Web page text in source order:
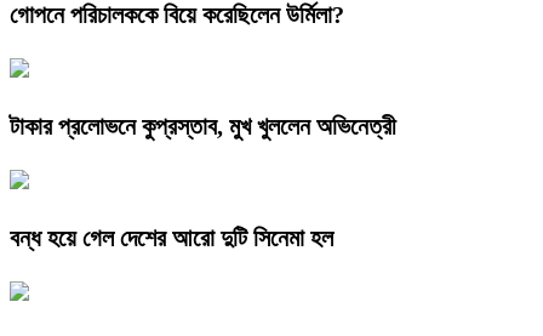
গোপনে পরিচালককে বিয়ে করেছিলেন উর্মিলা?
টাকার প্রলোভনে কুপ্রস্তাব, মুখ খুললেন অভিনেত্রী
বন্ধ হয়ে গেল দেশের আরো দুটি সিনেমা হল